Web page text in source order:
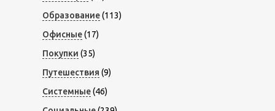
Образование(113)
Офисные(17)
Покупки (35)
Путешествия (9)
Системные(46)